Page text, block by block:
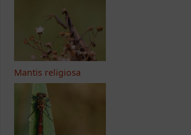
Mantis religiosa